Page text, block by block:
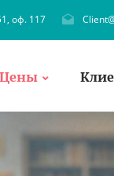
оф. 117
Цены